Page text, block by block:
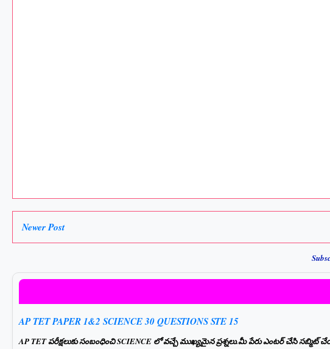
Newer Post
AP TET PAPER 1&2 SCIENCE 30 QUESTIONS STE 15
AP TET పరీక్షలుకు సంబంధించి SCIENCE లో వచ్చే ముఖ్యమైన ప్రశ్నలు.మీ పేరు ఎంటర్ చేసి సబ్మిట్